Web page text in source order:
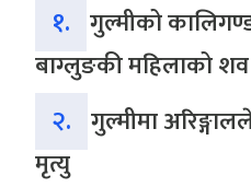
१. गुल्मीको
बाग्लुङकी महिलाको
२. गुल्मीमा
मृत्यु